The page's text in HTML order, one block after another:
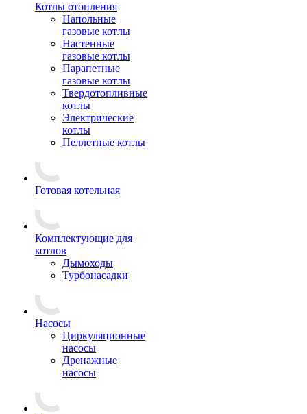
Котлы отопления
Напольные
газовые котлы
Настенные
газовые котлы
Парапетные
газовые котлы
Твердотопливные
котлы
Электрические
котлы
Пеллетные котлы
Готовая котельная
Комплектующие для
котлов
Дымоходы
Турбонасадки
Насосы
Циркуляционные
насосы
Дренажные
насосы